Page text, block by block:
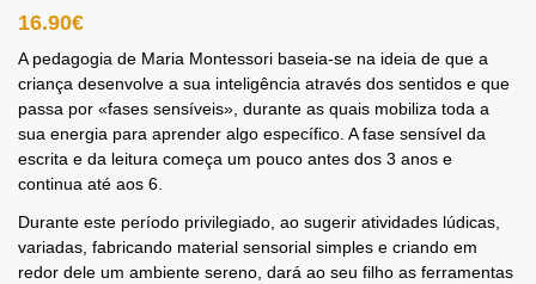
16.90€
A pedagogia de Maria Montessori baseia-se na ideia de que a
criança desenvolve a sua inteligência através dos sentidos e que
passa por «fases sensíveis», durante as quais mobiliza toda a
sua energia para aprender algo específico. A fase sensível da
escrita e da leitura começa um pouco antes dos 3 anos e
continua até aos 6.
Durante este período privilegiado, ao sugerir atividades lúdicas,
variadas, fabricando material sensorial simples e criando em
redor dele um ambiente sereno, dará ao seu filho as ferramentas